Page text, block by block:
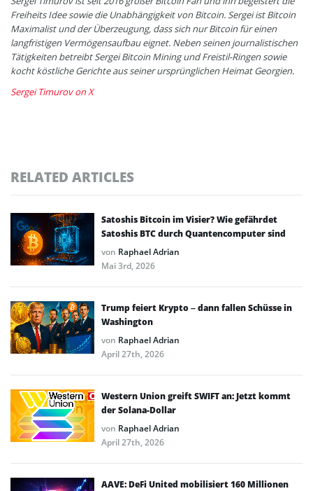
Freiheits Idee sowie die Unabhängigkeit von Bitcoin. Sergei ist Bitcoin
Maximalist und der Überzeugung, dass sich nur Bitcoin für einen
langfristigen Vermögensaufbau eignet. Neben seinen journalistischen
Tätigkeiten betreibt Sergei Bitcoin Mining und Freistil-Ringen sowie
kocht köstliche Gerichte aus seiner ursprünglichen Heimat Georgien.
Sergei Timurov on X
RELATED ARTICLES
Satoshis Bitcoin im Visier? Wie gefährdet
Satoshis BTC durch Quantencomputer sind
von Raphael Adrian
Mai 3rd, 2026
Trump feiert Krypto – dann fallen Schüsse in
Washington
von Raphael Adrian
April 27th, 2026
Western Union greift SWIFT an: Jetzt kommt
der Solana-Dollar
von Raphael Adrian
April 27th, 2026
AAVE: DeFi United mobilisiert 160 Millionen